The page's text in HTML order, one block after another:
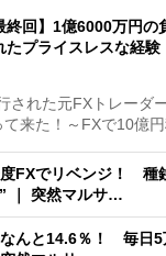
終回】1億6000万円
たプライスレスな経
れた元FXトレーダ
て来た！～FXで10億
度FXでリベンジ！ 種
｜ 突然マルサ…
なんと14.6％！ 毎日